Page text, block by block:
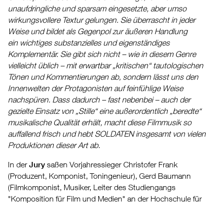
unaufdringliche und sparsam eingesetzte, aber umso
wirkungsvollere Textur gelungen. Sie überrascht in jeder
Weise und bildet als Gegenpol zur äußeren Handlung
ein wichtiges substanzielles und eigenständiges
Komplementär. Sie gibt sich nicht – wie in diesem Genre
vielleicht üblich – mit erwartbar „kritischen“ tautologischen
Tönen und Kommentierungen ab, sondern lässt uns den
Innenwelten der Protagonisten auf feinfühlige Weise
nachspüren. Dass dadurch – fast nebenbei – auch der
gezielte Einsatz von „Stille“ eine außerordentlich „beredte“
musikalische Qualität erhält, macht diese Filmmusik so
auffallend frisch und hebt SOLDATEN insgesamt von vielen
Produktionen dieser Art ab.
In der Jury saßen Vorjahressieger Christofer Frank
(Produzent, Komponist, Toningenieur), Gerd Baumann
(Filmkomponist, Musiker, Leiter des Studiengangs
"Komposition für Film und Medien" an der Hochschule für